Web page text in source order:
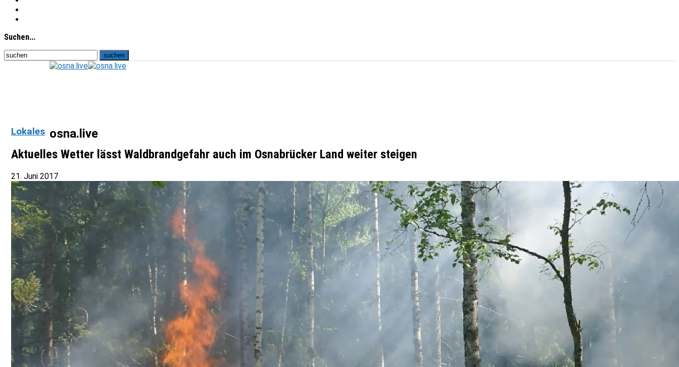
Suchen...
osna.live
Lokales
Aktuelles Wetter lässt Waldbrandgefahr auch im Osnabrücker Land weiter steigen
21. Juni 2017